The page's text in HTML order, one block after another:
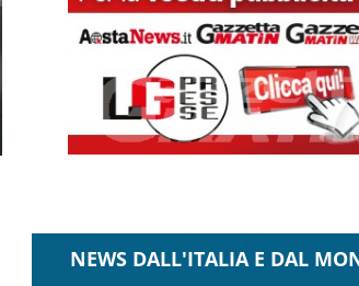
NEWS DALL'ITALIA E DAL